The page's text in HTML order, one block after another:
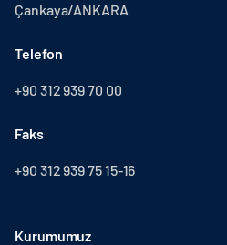
Çankaya/ANKARA
Telefon
+90 312 939 70 00
Faks
+90 312 939 75 15-16
Kurumumuz